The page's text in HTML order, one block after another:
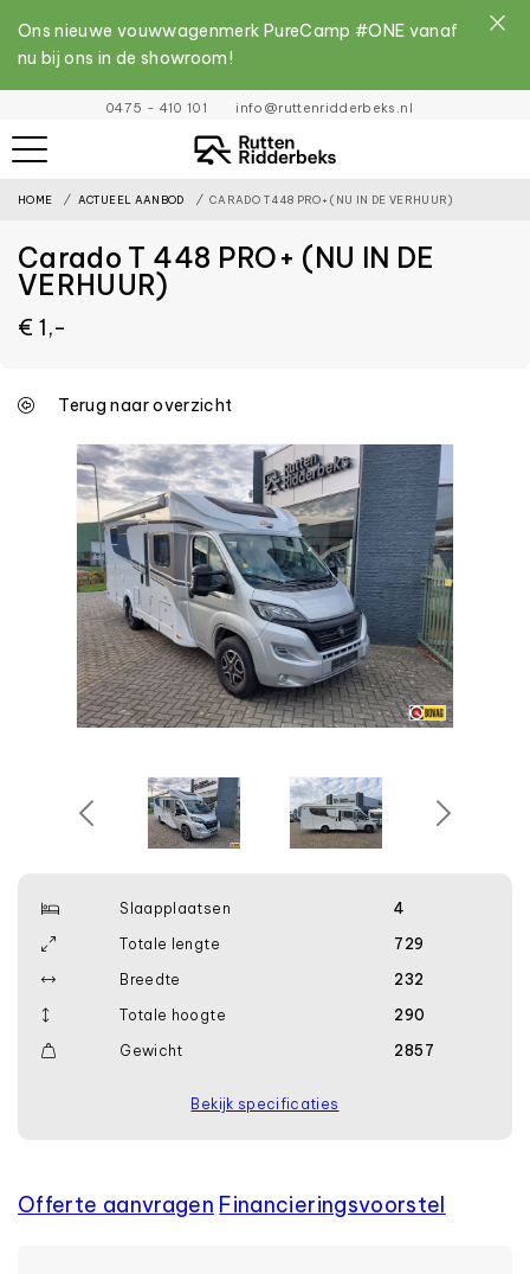
must
and
be
placed
folder
0475 - 410 101 info@ruttenridderbeks.nl
Ons nieuwe vouwwagenmerk PureCamp #ONE vanaf
nu bij ons in de showroom!
HOME ACTUEEL AANBOD CARADO T 448 PRO+ (NU IN DE VERHUUR)
Carado T 448 PRO+ (NU IN DE
VERHUUR)
€ 1,-
Terug naar overzicht
Slaapplaatsen
4
Totale lengte
729
Breedte
232
Totale hoogte
290
Gewicht
2857
Bekijk specificaties
Offerte aanvragen Financierings­voorstel